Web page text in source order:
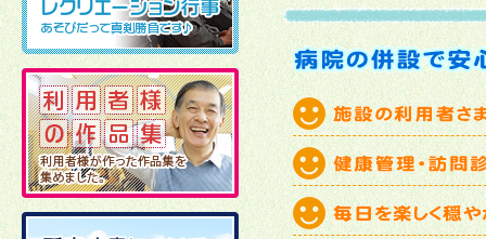
2025年12月02日
2025年11月21日
2025年11月11日